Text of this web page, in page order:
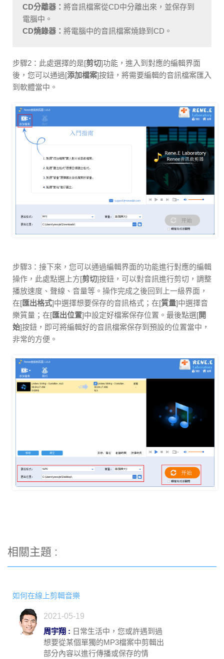
CD分離器： 將音訊檔案從CD中分離出來，並保存到
電腦中。
CD燒錄器： 將電腦中的音訊檔案燒錄到CD。
步驟2：此處選擇的是[剪切]功能，進入到對應的編輯界面
後，您可以通過[添加檔案]按鈕，將需要編輯的音訊檔案匯入
到軟體當中。
步驟3：接下來，您可以通過編輯界面的功能進行對應的編輯
操作，此處點選上方[剪切]按鈕，可以對音訊進行剪切，調整
播放速度、聲線、音量等。操作完成之後回到上一級界面，
在[匯出格式]中選擇想要保存的音訊格式；在[質量]中選擇音
樂質量；在[匯出位置]中設定好檔案保存位置。最後點選[開
始]按鈕，即可將編輯好的音訊檔案保存到預設的位置當中，
非常的方便。
相關主題 :
如何在線上剪輯音樂
2021-05-19
周宇翔 : 日常生活中，您或許遇到過
想要從某個單獨的MP3檔案中剪輯出
部分內容以進行傳播或保存的情